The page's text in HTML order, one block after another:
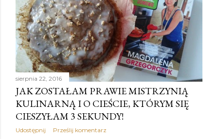
sierpnia 22, 2016
JAK ZOSTAŁAM PRAWIE MISTRZYNIĄ
KULINARNĄ I O CIEŚCIE, KTÓRYM SIĘ
CIESZYŁAM 3 SEKUNDY!
Udostępnij Prześlij komentarz